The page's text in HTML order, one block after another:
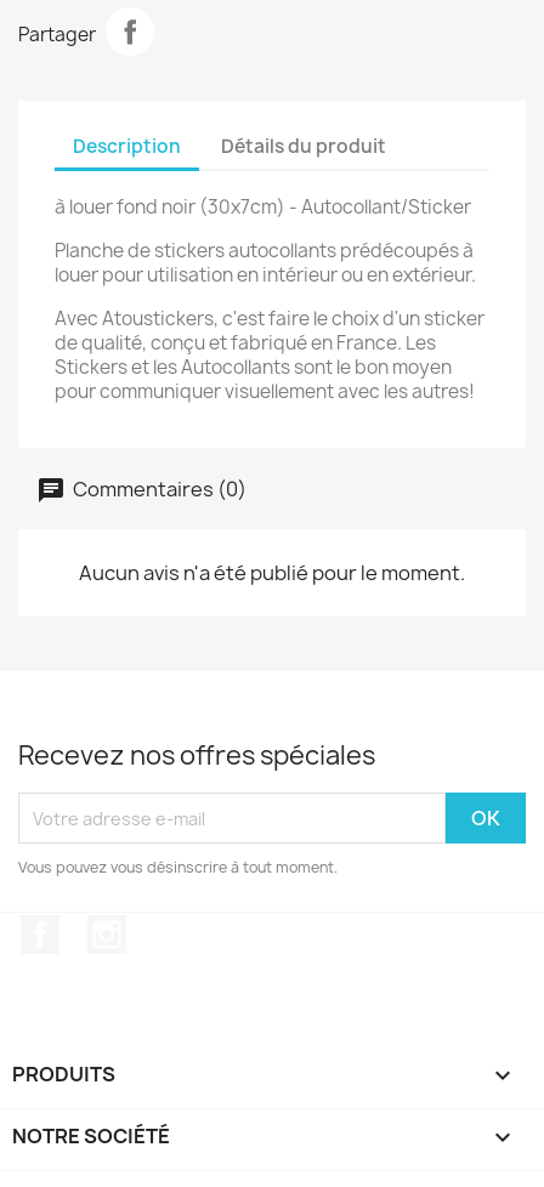
Partager
Description Détails du produit
à louer fond noir (30x7cm) - Autocollant/Sticker
Planche de stickers autocollants prédécoupés à
louer pour utilisation en intérieur ou en extérieur.
Avec Atoustickers, c'est faire le choix d'un sticker
de qualité, conçu et fabriqué en France. Les
Stickers et les Autocollants sont le bon moyen
pour communiquer visuellement avec les autres!
Commentaires (0)
Aucun avis n'a été publié pour le moment.
Recevez nos offres spéciales
Vous pouvez vous désinscrire à tout moment.
PRODUITS 
NOTRE SOCIÉTÉ 